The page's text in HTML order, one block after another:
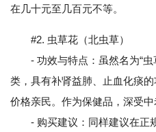
在几十元至几百元不等。
#2. 虫草花（北虫草）
- 功效与特点：虽然名为“虫
类，具有补肾益肺、止血化痰
价格亲民。作为保健品，深受中
- 购买建议：同样建议在正